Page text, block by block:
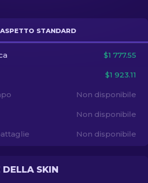
ASPETTO STANDARD
$1 777.55
$1 923.11
Non disponibile
Non disponibile
Non disponibile
DELLA SKIN